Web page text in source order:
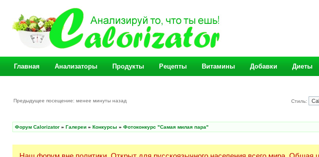
Главная Анализаторы Продукты Рецепты Витамины Добавки Диеты
Предыдущее посещение: менее минуты назад Стиль:
Форум Calorizator » Галереи » Конкурсы » Фотоконкурс "Самая милая пара"